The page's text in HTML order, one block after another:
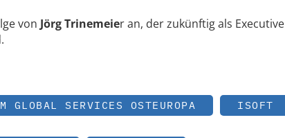
von Jörg Trinemeier an, der zukünftig als Executive
GLOBAL SERVICES OSTEUROPA ISOFT